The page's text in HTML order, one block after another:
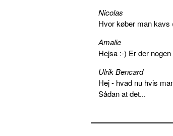
Nicolas
Hvor køber man kavs
Amalie
Hejsa :-) Er der
Ulrik Bencard
Hej - hvad nu hvis
Sådan at det...